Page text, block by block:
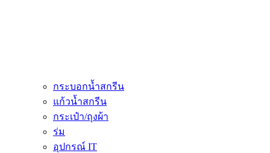
กระบอกน้ำสกรีน
แก้วน้ำสกรีน
กระเป๋า/ถุงผ้า
ร่ม
อุปกรณ์ IT